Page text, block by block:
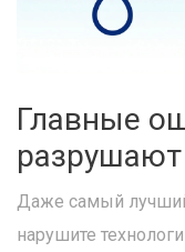
Главные
разрушают
Даже самый
нарушите